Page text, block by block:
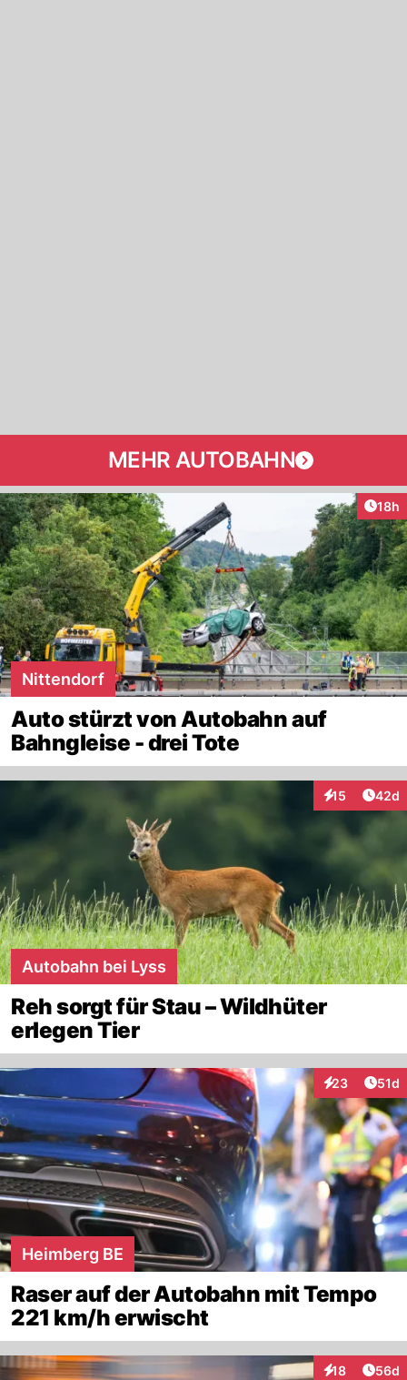
MEHR AUTOBAHN
18h
Nittendorf
Auto stürzt von Autobahn auf
Bahngleise - drei Tote
15
Interaktionen
42d
Autobahn bei Lyss
Reh sorgt für Stau – Wildhüter
erlegen Tier
23
Interaktionen
51d
Heimberg BE
Raser auf der Autobahn mit Tempo
221 km/h erwischt
18
Interaktionen
56d